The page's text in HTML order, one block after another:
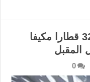
المترو يستقبل أول قطار من 32 قطارا مكيفا
المقبل
0